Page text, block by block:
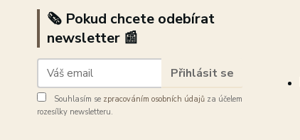
🗞️ Pokud chcete odebírat
newsletter 📰
Přihlásit se
Souhlasím se zpracováním osobních údajů za účelem
rozesílky newsletteru.